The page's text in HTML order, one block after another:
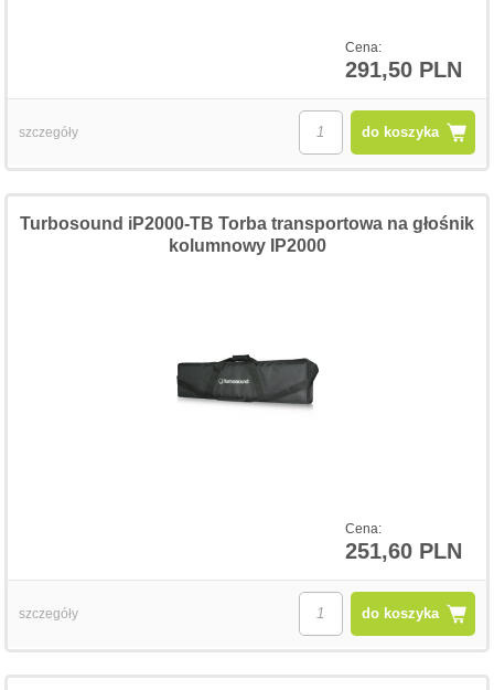
Cena:
291,50 PLN
do koszyka
szczegóły
Cena:
251,60 PLN
Turbosound iP2000-TB Torba transportowa na głośnik
kolumnowy IP2000
do koszyka
szczegóły